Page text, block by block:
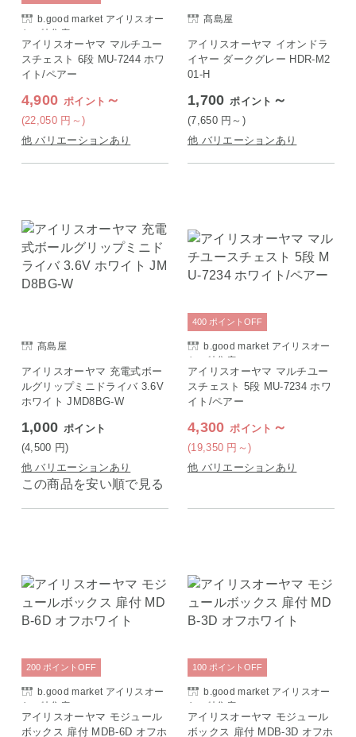
b.good market アイリスオー
ヤマ特集店
アイリスオーヤマ マルチユー
スチェスト 6段 MU-7244 ホワ
イト/ペアー
4,900 ポイント ～
(22,050 円 ～)
他 バリエーションあり
髙島屋
アイリスオーヤマ イオンドラ
イヤー ダークグレー HDR-M2
01-H
1,700 ポイント ～
(7,650 円 ～)
他 バリエーションあり
髙島屋
アイリスオーヤマ 充電式ボー
ルグリップミニドライバ 3.6V
ホワイト JMD8BG-W
1,000 ポイント
(4,500 円)
他 バリエーションあり
この商品を安い順で見る
b.good market アイリスオー
ヤマ特集店
アイリスオーヤマ マルチユー
スチェスト 5段 MU-7234 ホワ
イト/ペアー
4,300 ポイント ～
(19,350 円 ～)
400 ポイント OFF
他 バリエーションあり
b.good market アイリスオー
ヤマ特集店
アイリスオーヤマ モジュール
ボックス 扉付 MDB-6D オフホ
200 ポイント OFF
b.good market アイリスオー
ヤマ特集店
アイリスオーヤマ モジュール
ボックス 扉付 MDB-3D オフホ
100 ポイント OFF